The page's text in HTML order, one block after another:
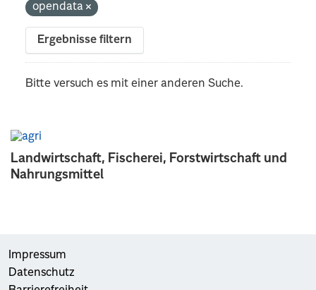
Landwirtschaft, Fischerei, Forstwirtschaft und
Nahrungsmittel
opendata
Ergebnisse filtern
Bitte versuch es mit einer anderen Suche.
Impressum
Datenschutz